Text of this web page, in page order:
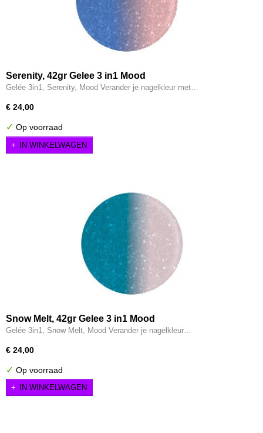
Serenity, 42gr Gelee 3 in1 Mood
Gelée 3in1, Serenity, Mood Verander je nagelkleur met…
€ 24,00
✓ Op voorraad
IN WINKELWAGEN
Snow Melt, 42gr Gelee 3 in1 Mood
Gelée 3in1, Snow Melt, Mood Verander je nagelkleur…
€ 24,00
✓ Op voorraad
IN WINKELWAGEN